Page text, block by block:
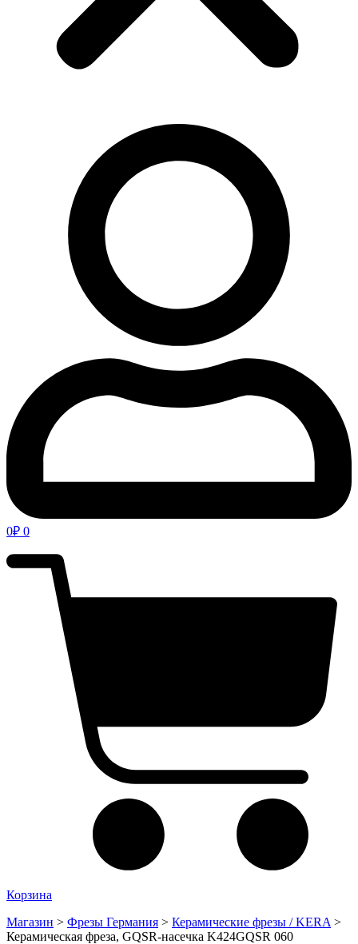
0₽ 0
Корзина
Магазин > Фрезы Германия > Керамические фрезы / KERA >
Керамическая фреза, GQSR-насечка K424GQSR 060